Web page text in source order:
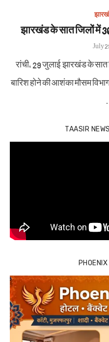
झारखंड के सात जिलों में
on
July
रांची, 29 जुलाई झारखंड के सात
बारिश होने की आशंका मौसम
TAASIR